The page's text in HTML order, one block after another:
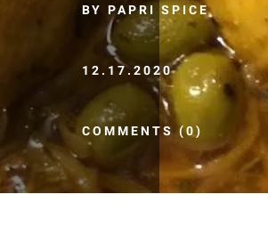
BY PAPRI SPICE
12.17.2020
COMMENTS (0)